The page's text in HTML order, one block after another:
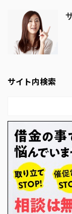
サイト内検索